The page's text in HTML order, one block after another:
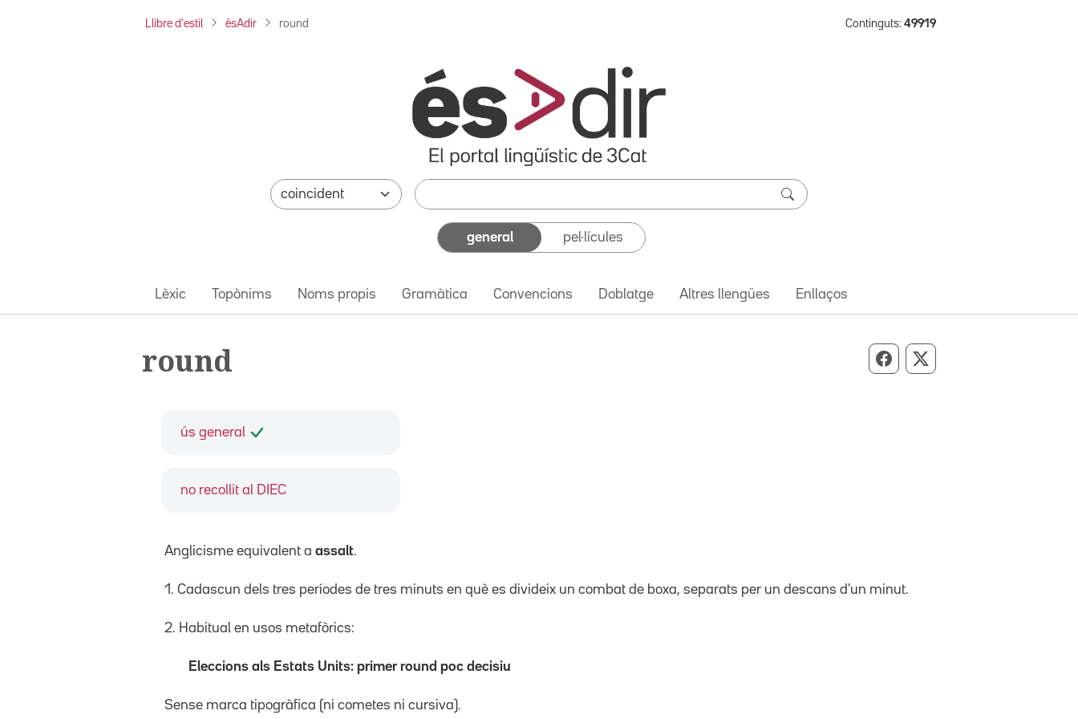
Llibre d'estil ésAdir round Continguts: 49919
general pel·lícules
Lèxic Topònims Noms propis Gramàtica Convencions Doblatge Altres llengües Enllaços
round Compartir per Facebook
Compartir per X
ús general
no recollit al DIEC
Anglicisme equivalent a assalt.
1. Cadascun dels tres períodes de tres minuts en què es divideix un combat de boxa, separats per un descans d'un minut.
2. Habitual en usos metafòrics:
Eleccions als Estats Units: primer round poc decisiu
Sense marca tipogràfica (ni cometes ni cursiva).